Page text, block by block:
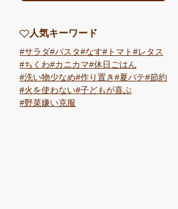
人気キーワード
サラダ パスタ なす トマト
レタス
ちくわ
カニカマ 休日ごはん
洗い物少なめ 作り置き 夏バテ 節約
火を使わない 子どもが喜ぶ
野菜嫌い克服